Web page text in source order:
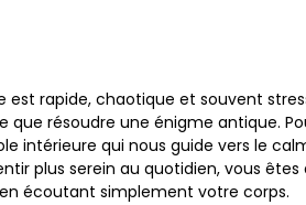
est rapide, chaotique et souvent
que résoudre une énigme antique.
intérieure qui nous guide vers le
plus serein au quotidien, vous
écoutant simplement votre corps.